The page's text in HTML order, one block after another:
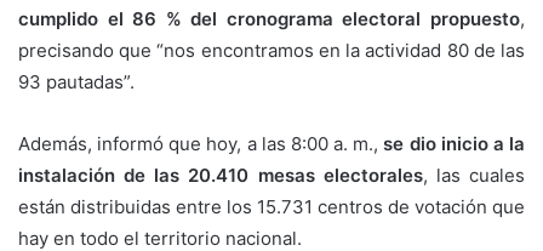
cumplido el 86 % del cronograma electoral propuesto,
precisando que “nos encontramos en la actividad 80 de las
93 pautadas”.
Además, informó que hoy, a las 8:00 a. m.,se dio inicio a la
instalación de las 20.410 mesas electorales, las cuales
están distribuidas entre los 15.731 centros de votación que
hay en todo el territorio nacional.